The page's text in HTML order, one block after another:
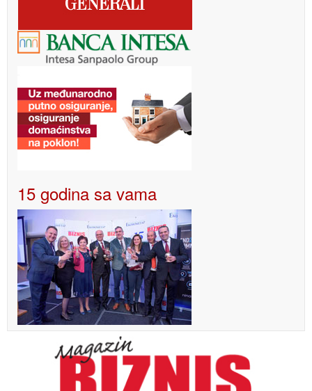
15 godina sa vama